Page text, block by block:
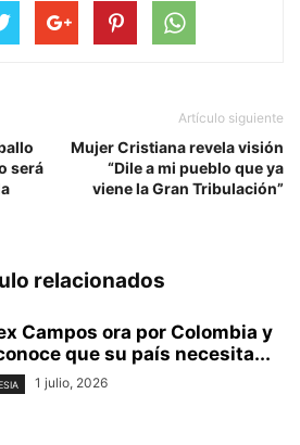
será
Artículo siguiente
Mujer Cristiana revela visión
“Dile a mi pueblo que ya
viene la Gran Tribulación”
relacionados
Campos ora por Colombia y
que su país necesita...
1 julio, 2026